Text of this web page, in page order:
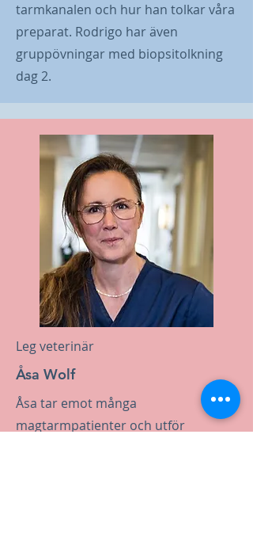
tarmkanalen och hur han tolkar våra
preparat. Rodrigo har även
gruppövningar med biopsitolkning
dag 2.
Leg veterinär
Åsa Wolf
Åsa tar emot många
magtarmpatienter och utför